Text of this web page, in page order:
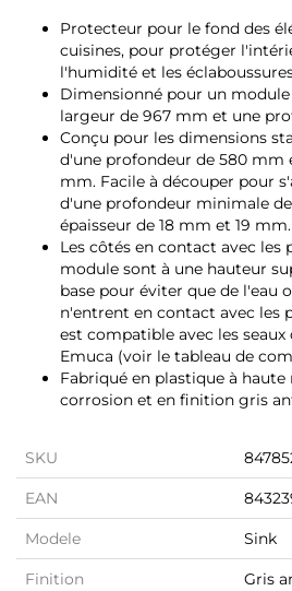
Protecteur pour le fond des
cuisines, pour protéger
l'humidité et les
Dimensionné pour un module
largeur de 967 mm et une
Conçu pour les dimensions
d'une profondeur de 580 mm
mm. Facile à découper pour
d'une profondeur minimale
épaisseur de 18 mm et 19 mm.
Les côtés en contact avec les
module sont à une hauteur
base pour éviter que de l'eau
n'entrent en contact avec les
est compatible avec les
Emuca (voir le tableau de
Fabriqué en plastique à haute
corrosion et en finition gris
SKU
EAN
Modele Sink
Finition Gris